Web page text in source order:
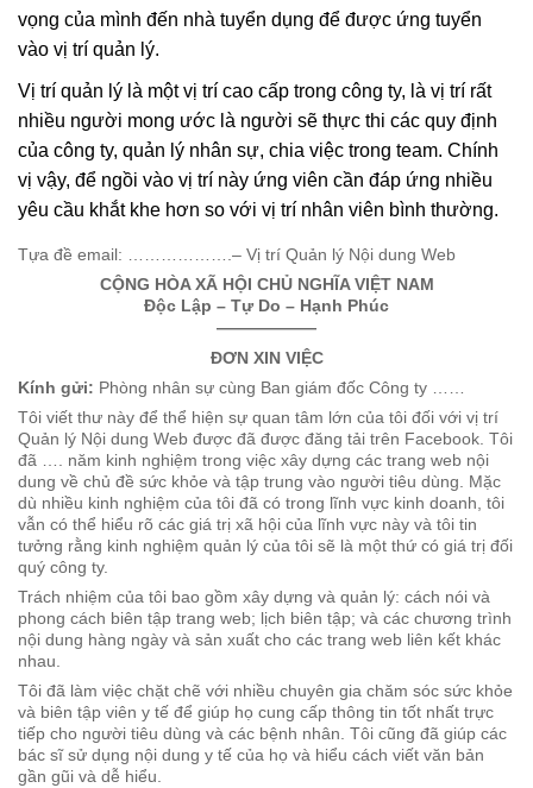
vọng của mình đến nhà tuyển dụng để được ứng tuyển
vào vị trí quản lý.
Vị trí quản lý là một vị trí cao cấp trong công ty, là vị trí rất
nhiều người mong ước là người sẽ thực thi các quy định
của công ty, quản lý nhân sự, chia việc trong team. Chính
vị vậy, để ngồi vào vị trí này ứng viên cần đáp ứng nhiều
yêu cầu khắt khe hơn so với vị trí nhân viên bình thường.
Tựa đề email: ……………….– Vị trí Quản lý Nội dung Web
CỘNG HÒA XÃ HỘI CHỦ NGHĨA VIỆT NAM
Độc Lập – Tự Do – Hạnh Phúc
——————
ĐƠN XIN VIỆC
Kính gửi: Phòng nhân sự cùng Ban giám đốc Công ty ……
Tôi viết thư này để thể hiện sự quan tâm lớn của tôi đối với vị trí
Quản lý Nội dung Web được đã được đăng tải trên Facebook. Tôi
đã …. năm kinh nghiệm trong việc xây dựng các trang web nội
dung về chủ đề sức khỏe và tập trung vào người tiêu dùng. Mặc
dù nhiều kinh nghiệm của tôi đã có trong lĩnh vực kinh doanh, tôi
vẫn có thể hiểu rõ các giá trị xã hội của lĩnh vực này và tôi tin
tưởng rằng kinh nghiệm quản lý của tôi sẽ là một thứ có giá trị đối
quý công ty.
Trách nhiệm của tôi bao gồm xây dựng và quản lý: cách nói và
phong cách biên tập trang web; lịch biên tập; và các chương trình
nội dung hàng ngày và sản xuất cho các trang web liên kết khác
nhau.
Tôi đã làm việc chặt chẽ với nhiều chuyên gia chăm sóc sức khỏe
và biên tập viên y tế để giúp họ cung cấp thông tin tốt nhất trực
tiếp cho người tiêu dùng và các bệnh nhân. Tôi cũng đã giúp các
bác sĩ sử dụng nội dung y tế của họ và hiểu cách viết văn bản
gần gũi và dễ hiểu.